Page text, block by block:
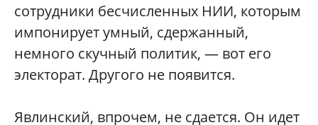
сотрудники бесчисленных НИИ, которым
импонирует умный, сдержанный,
немного скучный политик, — вот его
электорат. Другого не появится.
Явлинский, впрочем, не сдается. Он идет